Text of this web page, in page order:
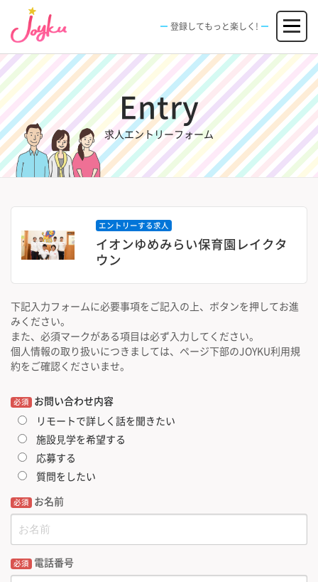
ン
ツ
へ
ス
キ
ッ
プ
メニュー
JOBS
求人情報
FACILITIES
施設
SPECIAL
エンタメ特典
EVENT
イベント
新規登録 ログイン
登録してもっと楽しく!
Entry
求人エントリーフォーム
エントリーする求人
イオンゆめみらい保育園レイクタ
ウン
下記入力フォームに必要事項をご記入の上、ボタンを押してお進
みください。
また、必須マークがある項目は必ず入力してください。
個人情報の取り扱いにつきましては、ページ下部のJOYKU利用規
約をご確認くださいませ。
必須 お問い合わせ内容
リモートで詳しく話を聞きたい
施設⾒学を希望する
応募する
質問をしたい
必須 お名前
必須 電話番号